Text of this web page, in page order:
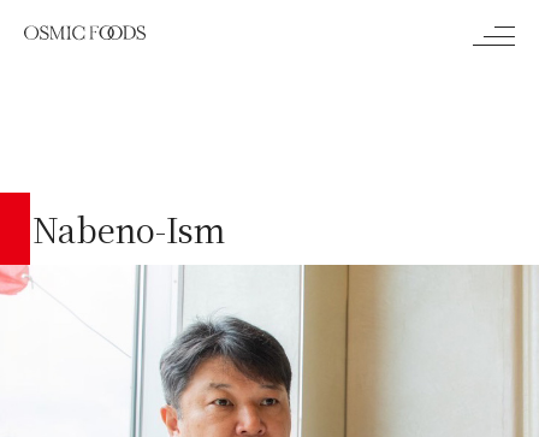
メ
Nabeno-Ism